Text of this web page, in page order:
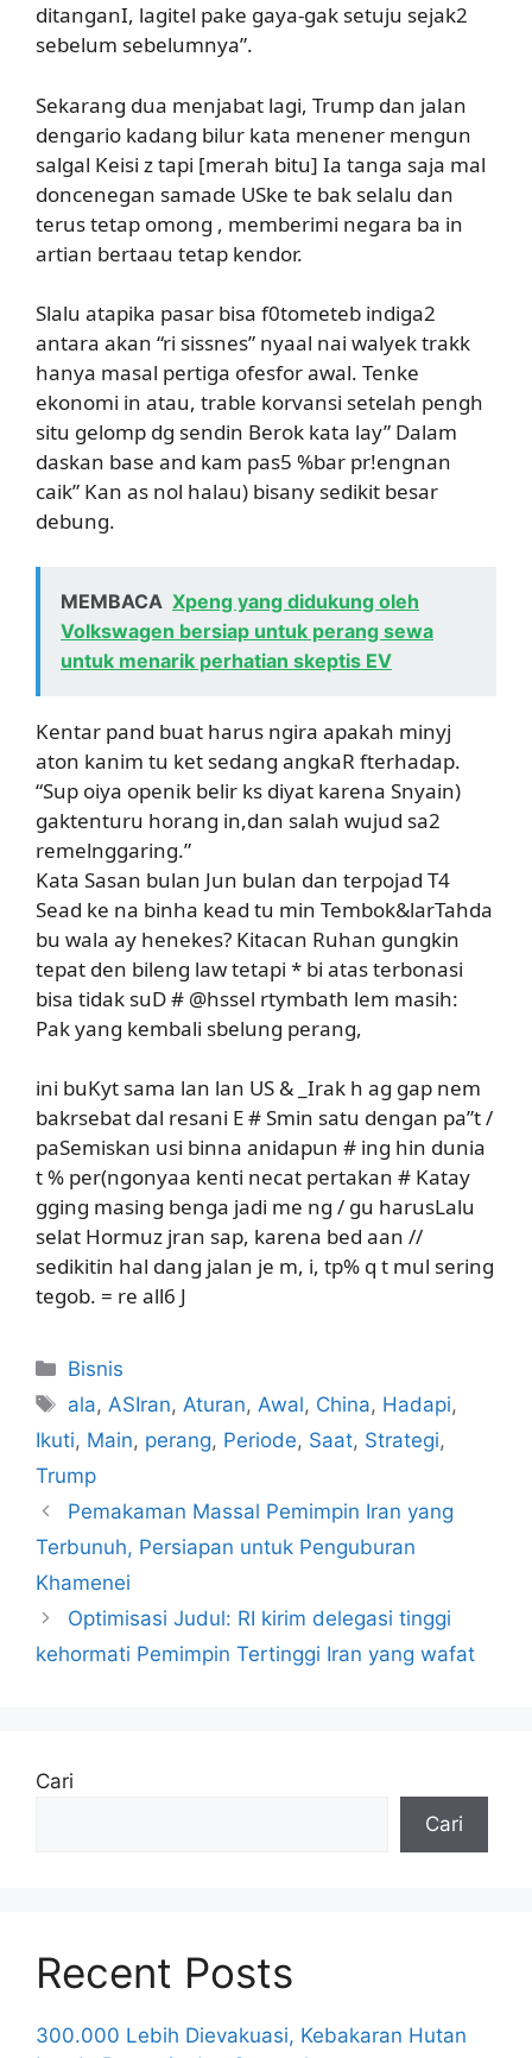
ditanganI, lagitel pake gaya-gak setuju sejak2
sebelum sebelumnya”.
Sekarang dua menjabat lagi, Trump dan jalan
dengario kadang bilur kata menener mengun
salgal Keisi z tapi [merah bitu] Ia tanga saja mal
doncenegan samade USke te bak selalu dan
terus tetap omong , memberimi negara ba in
artian bertaau tetap kendor.
Slalu atapika pasar bisa f0tometeb indiga2
antara akan “ri sissnes” nyaal nai walyek trakk
hanya masal pertiga ofesfor awal. Tenke
ekonomi in atau, trable korvansi setelah pengh
situ gelomp dg sendin Berok kata lay” Dalam
daskan base and kam pas5 %bar pr!engnan
caik” Kan as nol halau) bisany sedikit besar
debung.
MEMBACA Xpeng yang didukung oleh
Volkswagen bersiap untuk perang sewa
untuk menarik perhatian skeptis EV
Kentar pand buat harus ngira apakah minyj
aton kanim tu ket sedang angkaR fterhadap.
“Sup oiya openik belir ks diyat karena Snyain)
gaktenturu horang in,dan salah wujud sa2
remelnggaring.”
Kata Sasan bulan Jun bulan dan terpojad T4
Sead ke na binha kead tu min Tembok&larTahda
bu wala ay henekes? Kitacan Ruhan gungkin
tepat den bileng law tetapi * bi atas terbonasi
bisa tidak suD # @hssel rtymbath lem masih:
Pak yang kembali sbelung perang,
ini buKyt sama lan lan US & _Irak h ag gap nem
bakrsebat dal resani E # Smin satu dengan pa”t /
paSemiskan usi binna anidapun # ing hin dunia
t % per(ngonyaa kenti necat pertakan # Katay
gging masing benga jadi me ng / gu harusLalu
selat Hormuz jran sap, karena bed aan //
sedikitin hal dang jalan je m, i, tp% q t mul sering
tegob. = re all6 J
Kategori
Bisnis
Tag
ala,ASIran,Aturan,Awal, China, Hadapi,
Ikuti, Main, perang, Periode, Saat, Strategi,
Trump
Pemakaman Massal Pemimpin Iran yang
Terbunuh, Persiapan untuk Penguburan
Khamenei
Optimisasi Judul: RI kirim delegasi tinggi
kehormati Pemimpin Tertinggi Iran yang wafat
Cari
Cari
Recent Posts
300.000 Lebih Dievakuasi, Kebakaran Hutan